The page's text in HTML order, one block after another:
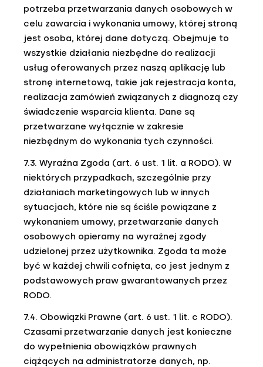
potrzeba przetwarzania danych osobowych w
celu zawarcia i wykonania umowy, której stroną
jest osoba, której dane dotyczą. Obejmuje to
wszystkie działania niezbędne do realizacji
usług oferowanych przez naszą aplikację lub
stronę internetową, takie jak rejestracja konta,
realizacja zamówień związanych z diagnozą czy
świadczenie wsparcia klienta. Dane są
przetwarzane wyłącznie w zakresie
niezbędnym do wykonania tych czynności.
7.3. Wyraźna Zgoda (art. 6 ust. 1 lit. a RODO). W
niektórych przypadkach, szczególnie przy
działaniach marketingowych lub w innych
sytuacjach, które nie są ściśle powiązane z
wykonaniem umowy, przetwarzanie danych
osobowych opieramy na wyraźnej zgody
udzielonej przez użytkownika. Zgoda ta może
być w każdej chwili cofnięta, co jest jednym z
podstawowych praw gwarantowanych przez
RODO.
7.4. Obowiązki Prawne (art. 6 ust. 1 lit. c RODO).
Czasami przetwarzanie danych jest konieczne
do wypełnienia obowiązków prawnych
ciążących na administratorze danych, np.